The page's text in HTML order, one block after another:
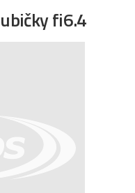
fi6.4